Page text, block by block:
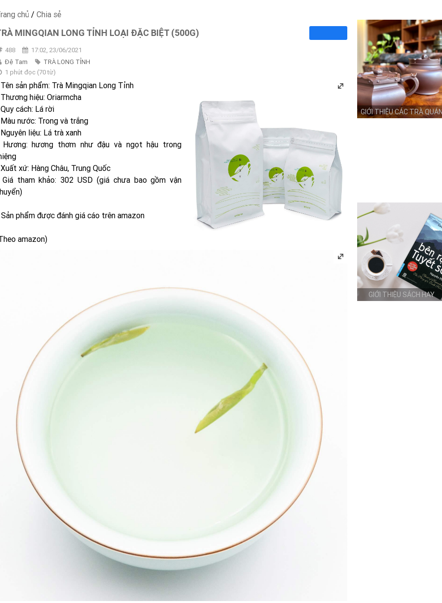
chủ / Chia sẻ
MINGQIAN LONG TỈNH LOẠI ĐẶC BIỆT (500G)
488
17:02, 23/06/2021
Đệ Tam
TRÀ LONG TỈNH
1 phút đọc(70từ)
sản phẩm: Trà Mingqian Long Tỉnh
hiệu: Oriarmcha
cách: Lá rời
nước: Trong và trắng
liệu: Lá trà xanh
hương thơm như đậu và ngọt hậu trong
xứ: Hàng Châu, Trung Quốc
tham khảo: 302 USD (giá chưa bao gồm vận
phẩm được đánh giá cáo trên amazon
amazon)
GIỚI THIỆU CÁC TRÀ
GIỚI THIỆU SÁCH HAY